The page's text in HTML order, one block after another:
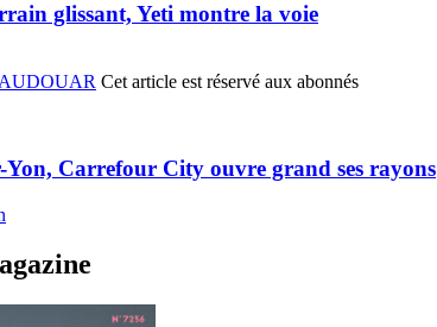
glissant, Yeti montre la voie
Cet article est réservé aux abonnés
Yon, Carrefour City ouvre grand ses rayons